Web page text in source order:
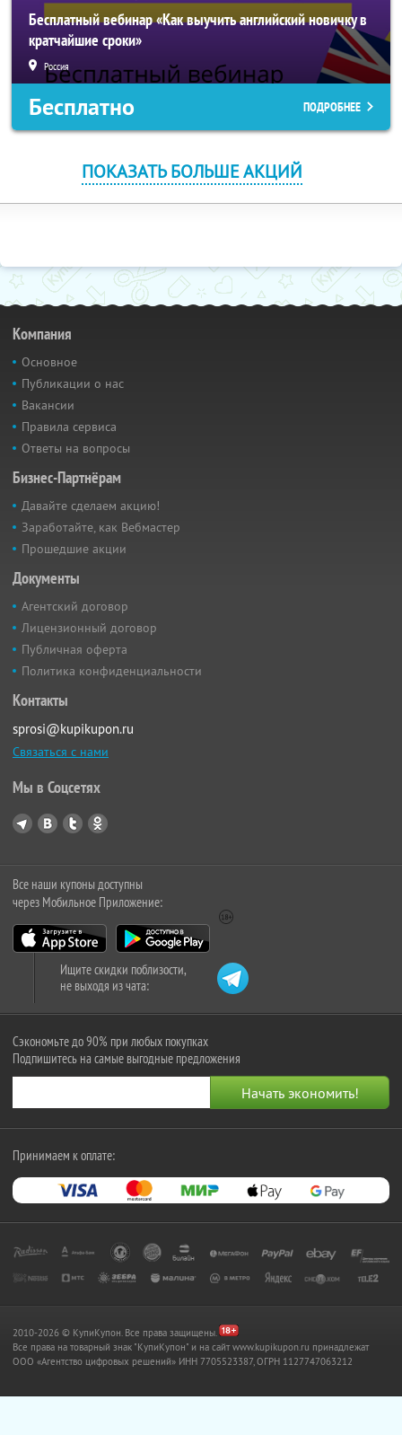
Бесплатный вебинар «Как выучить английский новичку в
кратчайшие сроки»
Россия
Бесплатно ПОДРОБНЕЕ
ПОКАЗАТЬ БОЛЬШЕ АКЦИЙ
Компания
Основное
Публикации о нас
Вакансии
Правила сервиса
Ответы на вопросы
Бизнес-Партнёрам
Давайте сделаем акцию!
Заработайте, как Вебмастер
Прошедшие акции
Документы
Агентский договор
Лицензионный договор
Публичная оферта
Политика конфиденциальности
Контакты
sprosi@kupikupon.ru
Связаться с нами
Мы в Соцсетях
Все наши купоны доступны
через Мобильное Приложение:
Ищите скидки поблизости,
не выходя из чата:
Сэкономьте до 90% при любых покупках
Подпишитесь на самые выгодные предложения
Принимаем к оплате:
2010-2026 © КупиКупон. Все права защищены.
Все права на товарный знак "КупиКупон" и на сайт www.kupikupon.ru принадлежат
OOO «Агентство цифровых решений» ИНН 7705523387, ОГРН 1127747063212